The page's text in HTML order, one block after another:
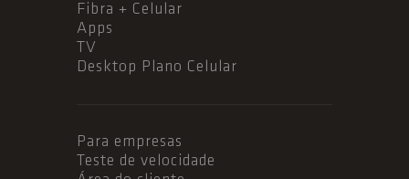
Fibra + Celular
Apps
TV
Desktop Plano Celular
Para empresas
Teste de velocidade